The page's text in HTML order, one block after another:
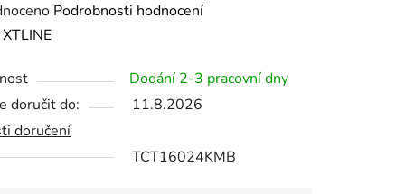
Podrobnosti hodnocení
XTLINE
Dodání 2-3 pracovní dny
doručit do:
11.8.2026
doručení
TCT16024KMB